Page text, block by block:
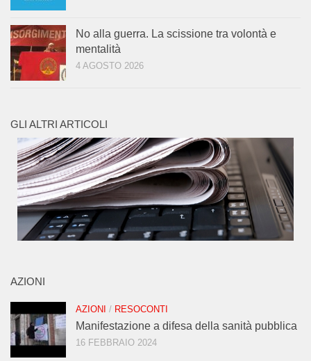
No alla guerra. La scissione tra volontà e
mentalità
4 AGOSTO 2026
GLI ALTRI ARTICOLI
AZIONI
AZIONI / RESOCONTI
Manifestazione a difesa della sanità pubblica
16 FEBBRAIO 2024